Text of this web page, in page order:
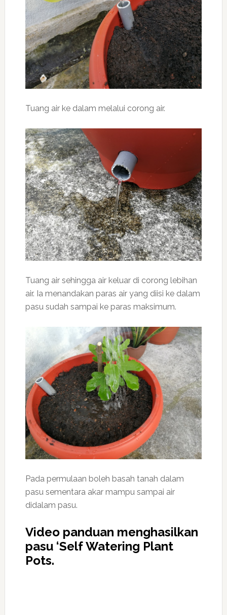
Tuang air ke dalam melalui corong air.
Tuang air sehingga air keluar di corong lebihan
air. Ia menandakan paras air yang diisi ke dalam
pasu sudah sampai ke paras maksimum.
Pada permulaan boleh basah tanah dalam
pasu sementara akar mampu sampai air
didalam pasu.
Video panduan menghasilkan
pasu ‘Self Watering Plant
Pots.